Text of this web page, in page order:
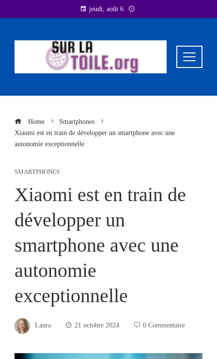
to
jeudi, août 6
Home
Smartphones
Xiaomi est en train de développer un smartphone avec une
autonomie exceptionnelle
SMARTPHONES
Xiaomi est en train de
développer un
smartphone avec une
autonomie
exceptionnelle
Laura 21 octobre 2024 0 Commentaire